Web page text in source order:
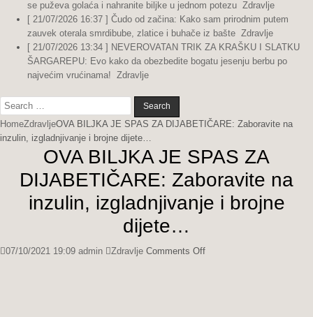
se puževa golaća i nahranite biljke u jednom potezu Zdravlje
[ 21/07/2026 16:37 ] Čudo od začina: Kako sam prirodnim putem
zauvek oterala smrdibube, zlatice i buhače iz bašte Zdravlje
[ 21/07/2026 13:34 ] NEVEROVATAN TRIK ZA KRAŠKU I SLATKU
ŠARGAREPU: Evo kako da obezbedite bogatu jesenju berbu po
najvećim vrućinama! Zdravlje
Search
for:
HomeZdravljeOVA BILJKA JE SPAS ZA DIJABETIČARE: Zaboravite na
inzulin, izgladnjivanje i brojne dijete…
OVA BILJKA JE SPAS ZA
DIJABETIČARE: Zaboravite na
inzulin, izgladnjivanje i brojne
dijete…
07/10/2021 19:09 admin Zdravlje Comments Offon